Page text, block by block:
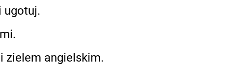
ugotuj.
zielem angielskim.